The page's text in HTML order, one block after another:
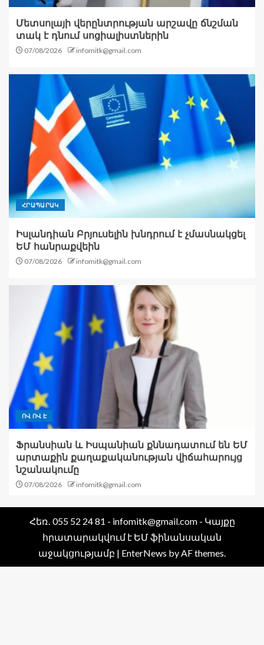
Մետսոլայի վերընտրության արշավը ճնշման
տակ է դնում սոցիալիստներին
07/08/2026 infomitk@gmail.com
ՀՐԱՊԱՐԱԿ
Իսլանդիան Բրյուսելին խնդրում է չմասնակցել
ԵՄ հանրաքվեին
07/08/2026 infomitk@gmail.com
ՈՎ ՈՎ Է
Ֆրանսիան և Իսպանիան քննադատում են ԵՄ
արտաքին քաղաքականության վիճահարույց
նշանակումը
07/08/2026 infomitk@gmail.com
Հեռ․ 055 52 24 81 - infomitk@gmail.com - Կայքը
հրատարակվում է ԵՄ ֆինանսական
աջակցությամբ | EnterNews by AF themes.